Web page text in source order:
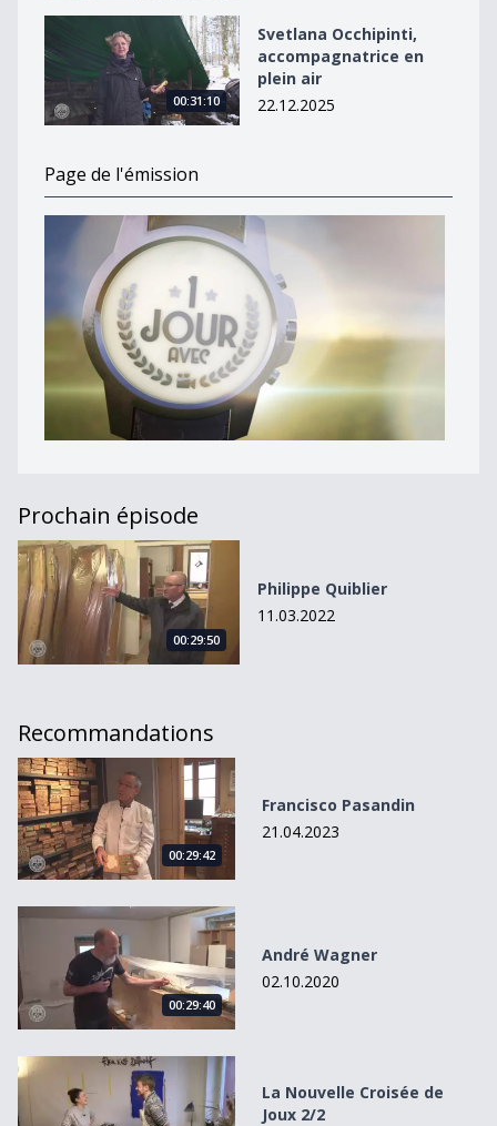
Svetlana Occhipinti, accompagnatrice en plein air
00:31:10
Svetlana Occhipinti,
accompagnatrice en
plein air
22.12.2025
Page de l'émission
Prochain épisode
Philippe Quiblier
00:29:50
Philippe Quiblier
11.03.2022
Recommandations
Francisco Pasandin
00:29:42
Francisco Pasandin
21.04.2023
André Wagner
00:29:40
André Wagner
02.10.2020
La Nouvelle Croisée de Joux 2/2
La Nouvelle Croisée de
Joux 2/2